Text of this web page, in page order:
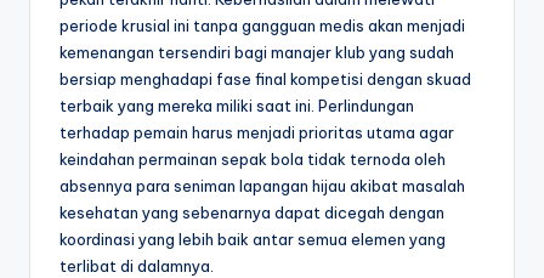
periode krusial ini tanpa gangguan medis akan menjadi
kemenangan tersendiri bagi manajer klub yang sudah
bersiap menghadapi fase final kompetisi dengan skuad
terbaik yang mereka miliki saat ini. Perlindungan
terhadap pemain harus menjadi prioritas utama agar
keindahan permainan sepak bola tidak ternoda oleh
absennya para seniman lapangan hijau akibat masalah
kesehatan yang sebenarnya dapat dicegah dengan
koordinasi yang lebih baik antar semua elemen yang
terlibat di dalamnya.